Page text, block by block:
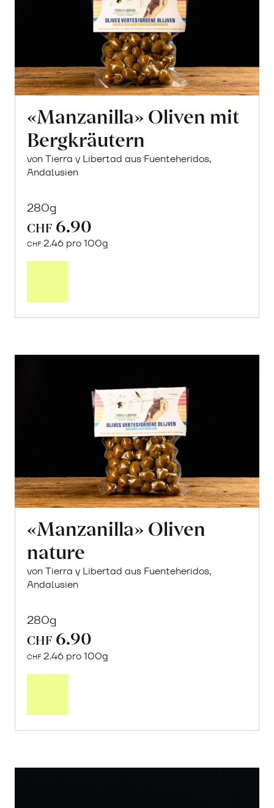
«Manzanilla» Oliven mit
Bergkräutern
von Tierra y Libertad aus Fuenteheridos,
Andalusien
280g
CHF 6.90
CHF 2.46 pro 100g
«Manzanilla» Oliven
nature
von Tierra y Libertad aus Fuenteheridos,
Andalusien
280g
CHF 6.90
CHF 2.46 pro 100g